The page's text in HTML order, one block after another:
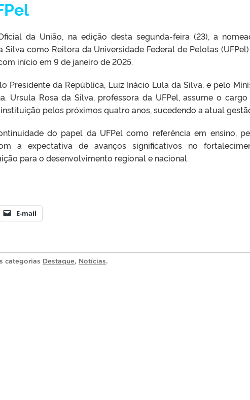
da União, na edição desta segunda-feira (23), a
Silva como Reitora da Universidade Federal de Pelotas
início em 9 de janeiro de 2025.
Presidente da República, Luiz Inácio Lula da Silva, e pelo
Ursula Rosa da Silva, professora da UFPel, assume o
pelos próximos quatro anos, sucedendo a atual
do papel da UFPel como referência em ensino,
a expectativa de avanços significativos no
para o desenvolvimento regional e nacional.
E-mail
categorias Destaque, Notícias.